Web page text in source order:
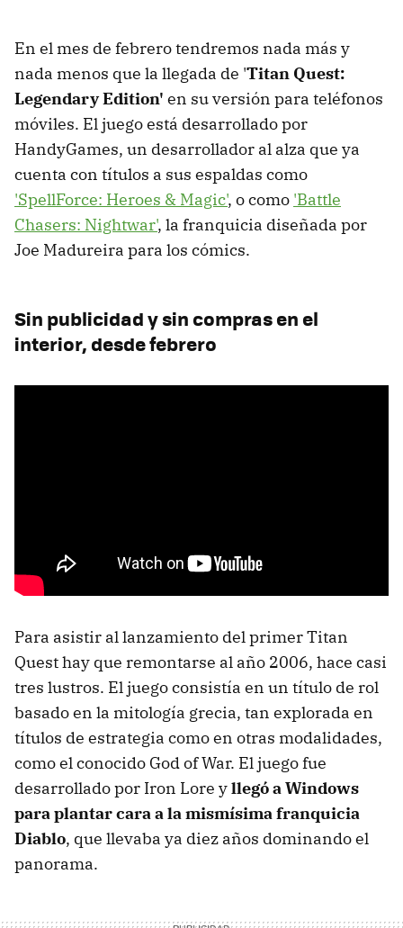
En el mes de febrero tendremos nada más y
nada menos que la llegada de 'Titan Quest:
Legendary Edition' en su versión para teléfonos
móviles. El juego está desarrollado por
HandyGames, un desarrollador al alza que ya
cuenta con títulos a sus espaldas como
'SpellForce: Heroes & Magic', o como 'Battle
Chasers: Nightwar', la franquicia diseñada por
Joe Madureira para los cómics.
Sin publicidad y sin compras en el
interior, desde febrero
Para asistir al lanzamiento del primer Titan
Quest hay que remontarse al año 2006, hace casi
tres lustros. El juego consistía en un título de rol
basado en la mitología grecia, tan explorada en
títulos de estrategia como en otras modalidades,
como el conocido God of War. El juego fue
desarrollado por Iron Lore yllegó a Windows
para plantar cara a la mismísima franquicia
Diablo, que llevaba ya diez años dominando el
panorama.